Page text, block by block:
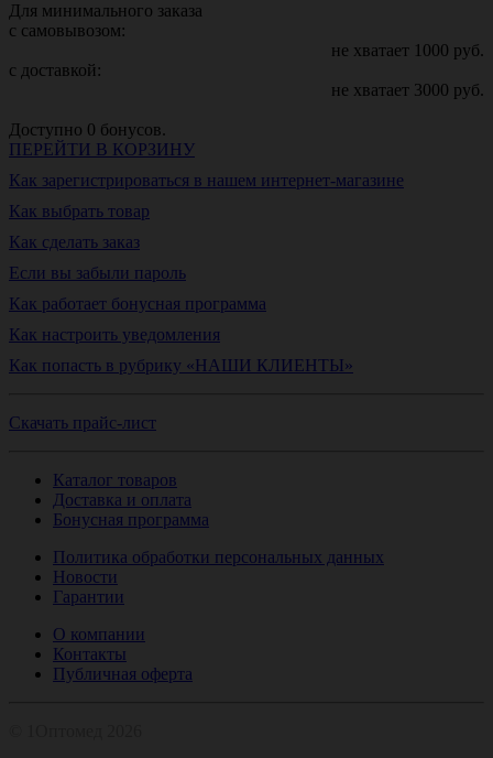
Для минимального заказа
с самовывозом:
не хватает 1000 руб.
с доставкой:
не хватает 3000 руб.
Доступно 0 бонусов.
ПЕРЕЙТИ В КОРЗИНУ
Как зарегистрироваться в нашем интернет-магазине
Как выбрать товар
Как сделать заказ
Если вы забыли пароль
Как работает бонусная программа
Как настроить уведомления
Как попасть в рубрику «НАШИ КЛИЕНТЫ»
Скачать прайс-лист
Каталог товаров
Доставка и оплата
Бонусная программа
Политика обработки персональных данных
Новости
Гарантии
О компании
Контакты
Публичная оферта